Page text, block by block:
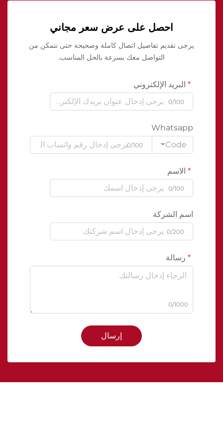
احصل على عرض سعر مجاني
يرجى تقديم تفاصيل اتصال كاملة وصحيحة حتى نتمكن من
التواصل معك بسرعة بالحل المناسب.
البريد الإلكتروني
0/100
Whatsapp
Code
0/100
الاسم
0/100
اسم الشركة
0/200
رسالة
0/1000
إرسال